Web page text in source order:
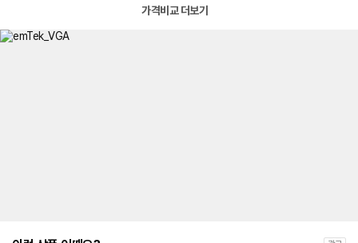
가격비교 더보기